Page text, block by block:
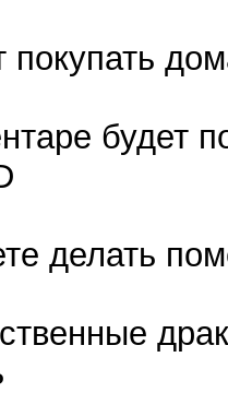
будет
делать